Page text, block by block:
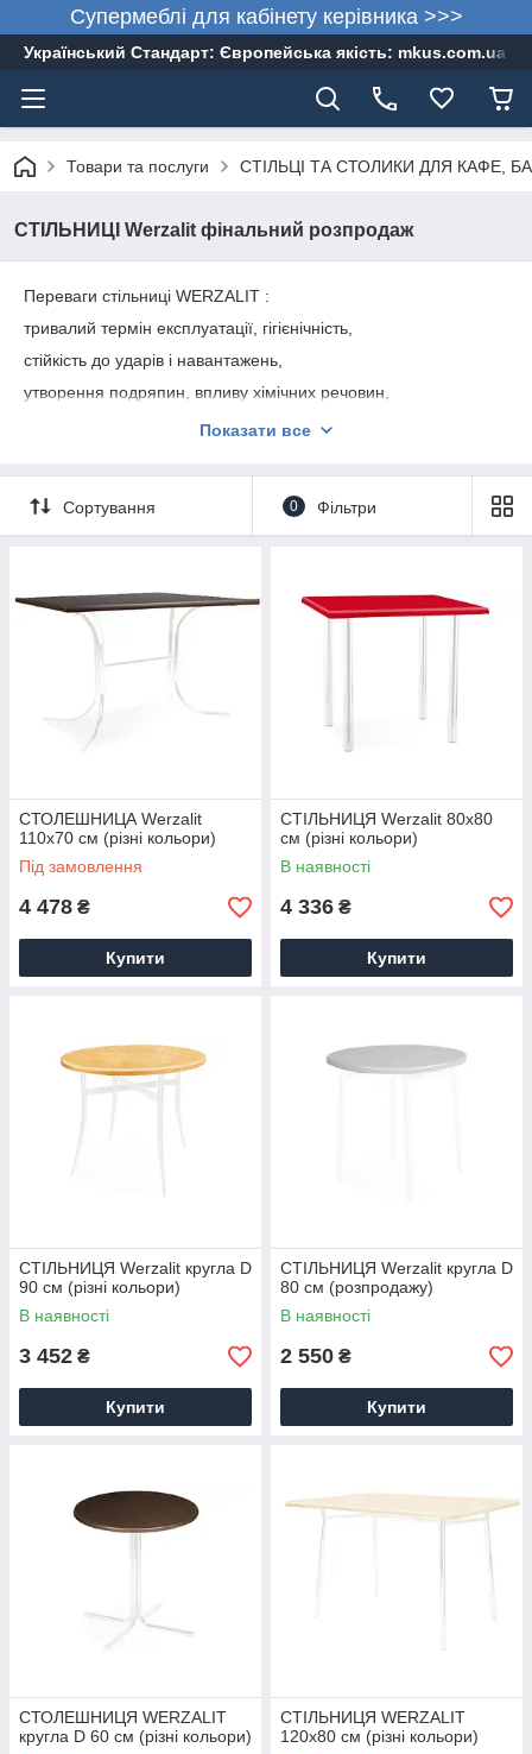
Супермеблі для кабінету керівника >>>
Український Стандарт: Європейська якість: mkus.com.ua
Товари та послуги СТІЛЬЦІ ТА СТОЛИКИ ДЛЯ КАФЕ,
СТІЛЬНИЦІ Werzalit фінальний розпродаж
Переваги стільниці WERZALIT :
тривалий термін експлуатації, гігієнічність,
стійкість до ударів і навантажень,
утворення подряпин, впливу хімічних речовин,
впливу погодних умов, термічних впливів (180⁰С),
Завдяки застосуванню новітніх технологій і міцного пластику
стільниці Верзалит використовуються і в приміщенні і на
Показати все
Сортування 0 Фільтри
СТОЛЕШНИЦА Werzalit
110x70 см (різні кольори)
Під замовлення
4 478 ₴
Купити
СТІЛЬНИЦЯ Werzalit 80x80
см (різні кольори)
В наявності
4 336 ₴
Купити
СТІЛЬНИЦЯ Werzalit кругла D
90 см (різні кольори)
В наявності
3 452 ₴
Купити
СТІЛЬНИЦЯ Werzalit кругла D
80 см (розпродажу)
В наявності
2 550 ₴
Купити
СТОЛЕШНИЦЯ WERZALIT
кругла D 60 см (різні кольори)
СТІЛЬНИЦЯ WERZALIT
120x80 см (різні кольори)